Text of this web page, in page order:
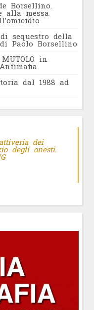
Borsellino.
alla messa
di sequestro della
Paolo Borsellino
MUTOLO in
dal 1988 ad
dei
degli onesti.